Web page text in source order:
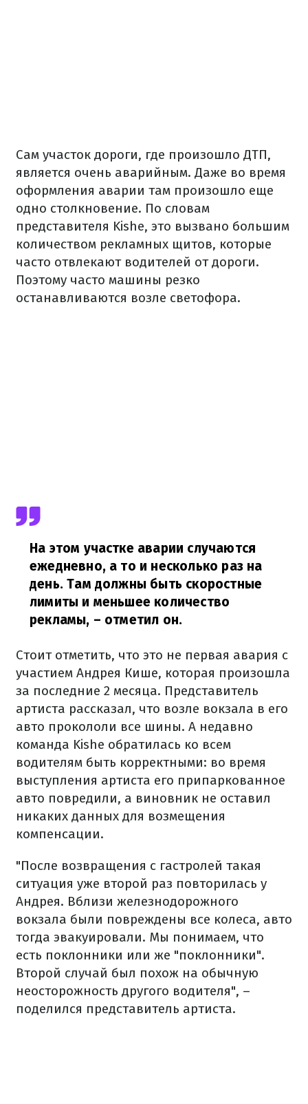
Сам участок дороги, где произошло ДТП,
является очень аварийным. Даже во время
оформления аварии там произошло еще
одно столкновение. По словам
представителя Kishe, это вызвано большим
количеством рекламных щитов, которые
часто отвлекают водителей от дороги.
Поэтому часто машины резко
останавливаются возле светофора.
На этом участке аварии случаются
ежедневно, а то и несколько раз на
день. Там должны быть скоростные
лимиты и меньшее количество
рекламы, – отметил он.
Стоит отметить, что это не первая авария с
участием Андрея Кише, которая произошла
за последние 2 месяца. Представитель
артиста рассказал, что возле вокзала в его
авто прокололи все шины. А недавно
команда Kishe обратилась ко всем
водителям быть корректными: во время
выступления артиста его припаркованное
авто повредили, а виновник не оставил
никаких данных для возмещения
компенсации.
"После возвращения с гастролей такая
ситуация уже второй раз повторилась у
Андрея. Вблизи железнодорожного
вокзала были повреждены все колеса, авто
тогда эвакуировали. Мы понимаем, что
есть поклонники или же "поклонники".
Второй случай был похож на обычную
неосторожность другого водителя", –
поделился представитель артиста.